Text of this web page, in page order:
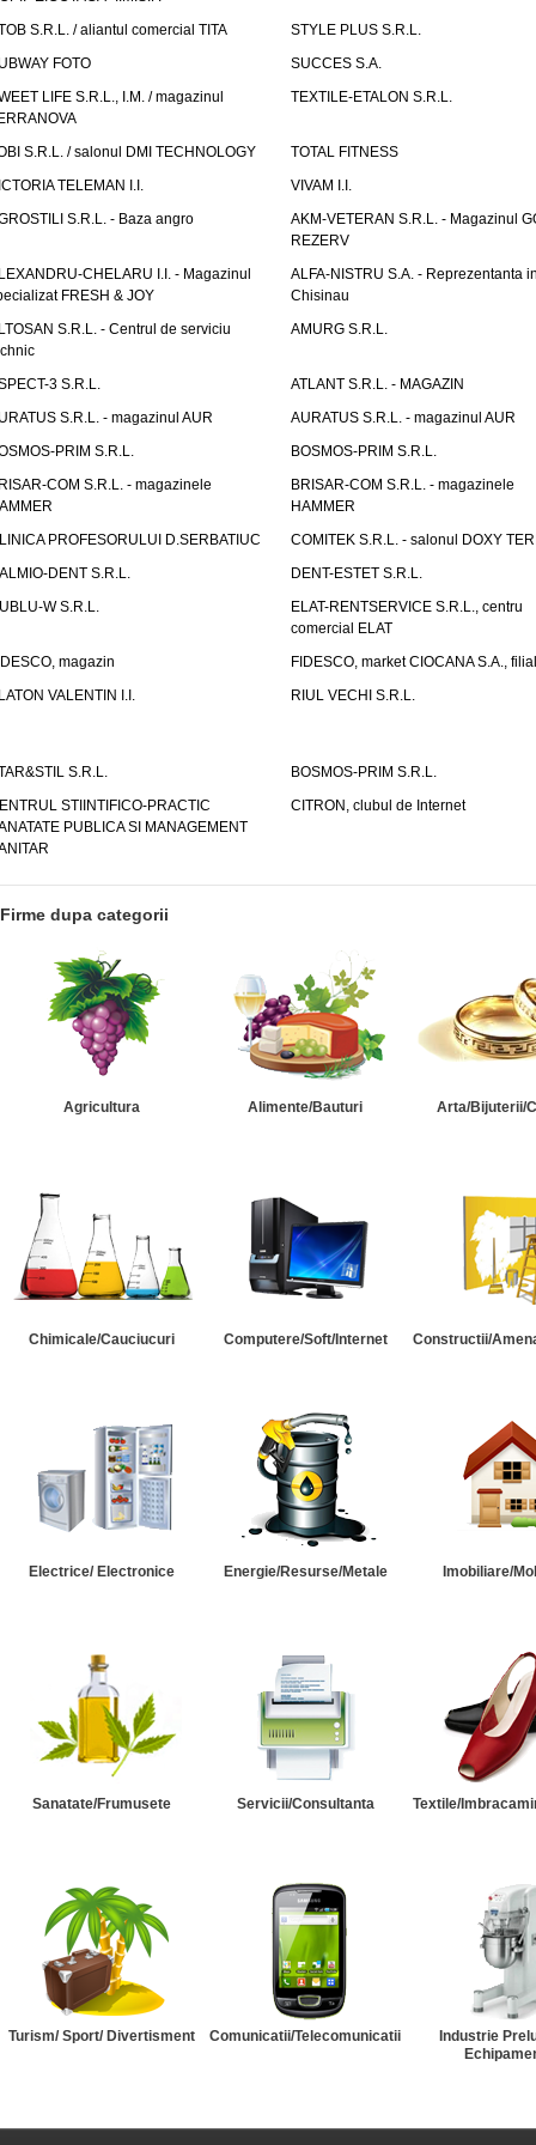
S.R.L. / aliantul comercial TITA
STYLE PLUS S.R.L.
FOTO
SUCCES S.A.
LIFE S.R.L., I.M. / magazinul
TEXTILE-ETALON S.R.L.
S.R.L. / salonul DMI TECHNOLOGY
TOTAL FITNESS
TELEMAN I.I.
VIVAM I.I.
S.R.L. - Baza angro
AKM-VETERAN S.R.L. - Magazinul
REZERV
CHELARU I.I. - Magazinul
FRESH & JOY
ALFA-NISTRU S.A. - Reprezentanta
Chisinau
S.R.L. - Centrul de serviciu
AMURG S.R.L.
3 S.R.L.
ATLANT S.R.L. - MAGAZIN
S.R.L. - magazinul AUR
AURATUS S.R.L. - magazinul AUR
PRIM S.R.L.
BOSMOS-PRIM S.R.L.
COM S.R.L. - magazinele
BRISAR-COM S.R.L. - magazinele
HAMMER
PROFESORULUI D.SERBATIUC
COMITEK S.R.L. - salonul DOXY
DENT S.R.L.
DENT-ESTET S.R.L.
W S.R.L.
ELAT-RENTSERVICE S.R.L., centru
comercial ELAT
magazin
FIDESCO, market CIOCANA S.A.,
VALENTIN I.I.
RIUL VECHI S.R.L.
S.R.L.
BOSMOS-PRIM S.R.L.
STIINTIFICO-PRACTIC
PUBLICA SI MANAGEMENT
CITRON, clubul de Internet
Firme dupa categorii
Agricultura Alimente/Bauturi Arta/Bijuterii/
Chimicale/Cauciucuri Computere/Soft/Internet Constructii/
Electrice/ Electronice Energie/Resurse/Metale Imobiliare/
Sanatate/Frumusete Servicii/Consultanta Textile/
Turism/ Sport/ Divertisment Comunicatii/Telecomunicatii
Industrie